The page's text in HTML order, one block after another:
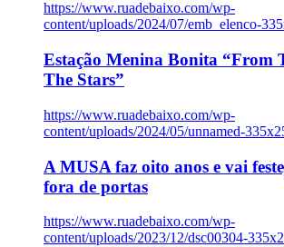
https://www.ruadebaixo.com/wp-
content/uploads/2024/07/emb_elenco-
Estação Menina Bonita “From
The Stars”
https://www.ruadebaixo.com/wp-
content/uploads/2024/05/unnamed-
A MUSA faz oito anos e vai
fora de portas
https://www.ruadebaixo.com/wp-
content/uploads/2023/12/dsc00304-